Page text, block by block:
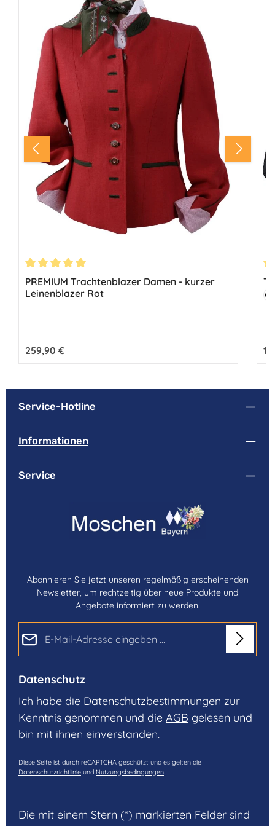
Durchschnittliche Bewertung von 5 von 5 Sternen
PREMIUM Trachtenblazer Damen - kurzer
Leinenblazer Rot
Regulärer Preis:
259,90 €
Service-Hotline
Informationen
Service
Abonnieren Sie jetzt unseren regelmäßig erscheinenden
Newsletter, um rechtzeitig über neue Produkte und
Angebote informiert zu werden.
Datenschutz
Ich habe die Datenschutzbestimmungen zur
Kenntnis genommen und die AGB gelesen und
bin mit ihnen einverstanden.
Diese Seite ist durch reCAPTCHA geschützt und es gelten die
Datenschutzrichtlinie und Nutzungsbedingungen
Die mit einem Stern (*) markierten Felder sind